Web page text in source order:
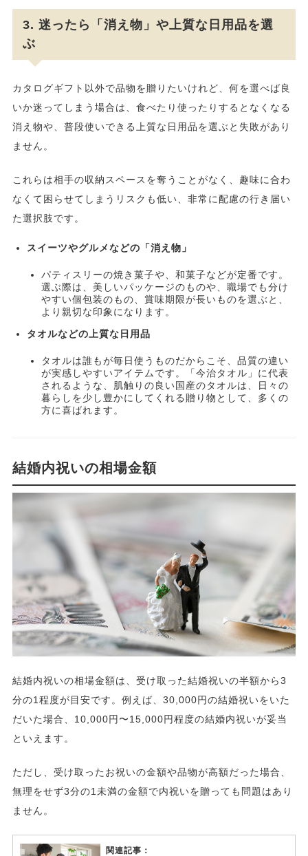
3. 迷ったら「消え物」や上質な日用品を選
ぶ
カタログギフト以外で品物を贈りたいけれど、何を選べば良
いか迷ってしまう場合は、食べたり使ったりするとなくなる
消え物や、普段使いできる上質な日用品を選ぶと失敗があり
ません。
これらは相手の収納スペースを奪うことがなく、趣味に合わ
なくて困らせてしまうリスクも低い、非常に配慮の行き届い
た選択肢です。
スイーツやグルメなどの「消え物」
パティスリーの焼き菓子や、和菓子などが定番です。
選ぶ際は、美しいパッケージのものや、職場でも分け
やすい個包装のもの、賞味期限が長いものを選ぶと、
より親切な印象になります。
タオルなどの上質な日用品
タオルは誰もが毎日使うものだからこそ、品質の違い
が実感しやすいアイテムです。「今治タオル」に代表
されるような、肌触りの良い国産のタオルは、日々の
暮らしを少し豊かにしてくれる贈り物として、多くの
方に喜ばれます。
結婚内祝いの相場金額
結婚内祝いの相場金額は、受け取った結婚祝いの半額から3
分の1程度が目安です。例えば、30,000円の結婚祝いをいた
だいた場合、10,000円〜15,000円程度の結婚内祝いが妥当
といえます。
ただし、受け取ったお祝いの金額や品物が高額だった場合、
無理をせず3分の1未満の金額で内祝いを贈っても問題はあり
ません。
関連記事：